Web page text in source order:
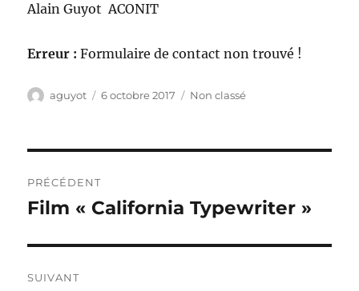
Alain Guyot ACONIT
Erreur : Formulaire de contact non trouvé !
Auteur
aguyot
Publié
6 octobre 2017 Catégories
Non classé
de
PRÉCÉDENT
Publication
Film « California Typewriter »
SUIVANT